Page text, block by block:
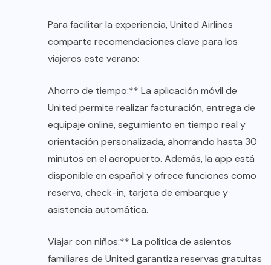
Para facilitar la experiencia, United Airlines
comparte recomendaciones clave para los
viajeros este verano:
Ahorro de tiempo:** La aplicación móvil de
United permite realizar facturación, entrega de
equipaje online, seguimiento en tiempo real y
orientación personalizada, ahorrando hasta 30
minutos en el aeropuerto. Además, la app está
disponible en español y ofrece funciones como
reserva, check-in, tarjeta de embarque y
asistencia automática.
Viajar con niños:** La política de asientos
familiares de United garantiza reservas gratuitas